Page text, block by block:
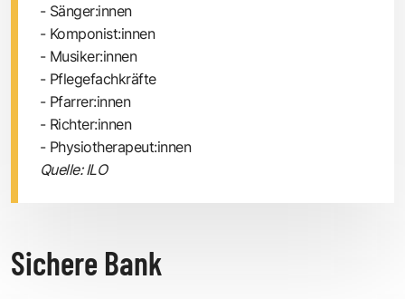
- Sänger:innen
- Komponist:innen
- Musiker:innen
- Pflegefachkräfte
- Pfarrer:innen
- Richter:innen
- Physiotherapeut:innen
Quelle: ILO
Sichere Bank